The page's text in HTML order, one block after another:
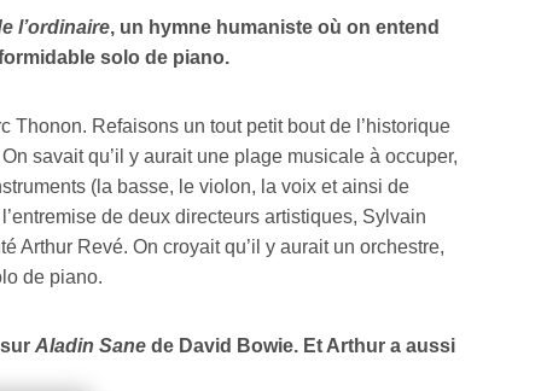
l’ordinaire, un hymne humaniste où on entend
solo de piano.
Thonon. Refaisons un tout petit bout de l’historique
savait qu’il y aurait une plage musicale à occuper,
(la basse, le violon, la voix et ainsi de
de deux directeurs artistiques, Sylvain
Arthur Revé. On croyait qu’il y aurait un orchestre,
de piano.
Aladin Sanede David Bowie. Et Arthur a aussi